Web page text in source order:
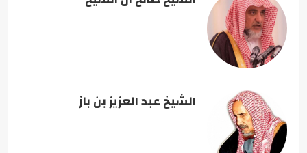
الشيخ عبد العزيز بن باز